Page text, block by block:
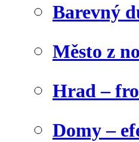
Barevný
Město z
Hrad –
Domy –